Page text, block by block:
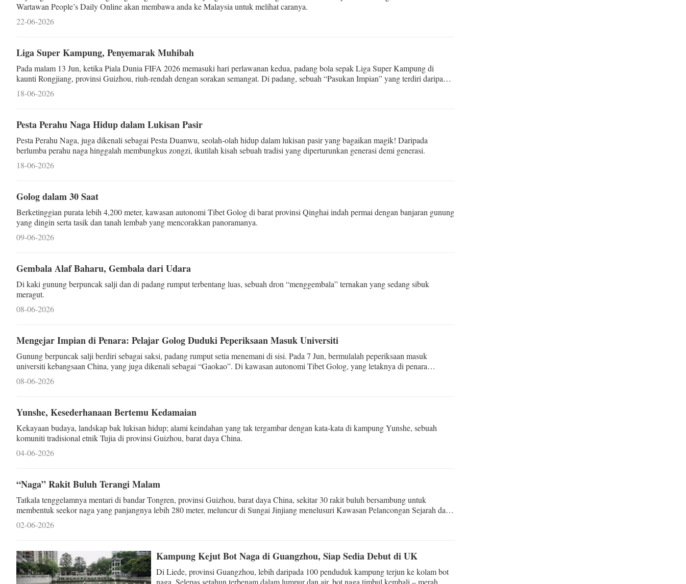
Wartawan People’s Daily Online akan membawa anda ke Malaysia untuk melihat caranya.
22-06-2026
Liga Super Kampung, Penyemarak Muhibah
Pada malam 13 Jun, ketika Piala Dunia FIFA 2026 memasuki hari perlawanan kedua, padang bola sepak Liga Super Kampung di
kaunti Rongjiang, provinsi Guizhou, riuh-rendah dengan sorakan semangat. Di padang, sebuah “Pasukan Impian” yang terdiri daripada
diplomat dan pegawai dari sembilan negara Afrika b
18-06-2026
Pesta Perahu Naga Hidup dalam Lukisan Pasir
Pesta Perahu Naga, juga dikenali sebagai Pesta Duanwu, seolah-olah hidup dalam lukisan pasir yang bagaikan magik! Daripada
berlumba perahu naga hinggalah membungkus zongzi, ikutilah kisah sebuah tradisi yang diperturunkan generasi demi generasi.
18-06-2026
Golog dalam 30 Saat
Berketinggian purata lebih 4,200 meter, kawasan autonomi Tibet Golog di barat provinsi Qinghai indah permai dengan banjaran gunung
yang dingin serta tasik dan tanah lembab yang mencorakkan panoramanya.
09-06-2026
Gembala Alaf Baharu, Gembala dari Udara
Di kaki gunung berpuncak salji dan di padang rumput terbentang luas, sebuah dron “menggembala” ternakan yang sedang sibuk
meragut.
08-06-2026
Mengejar Impian di Penara: Pelajar Golog Duduki Peperiksaan Masuk Universiti
Gunung berpuncak salji berdiri sebagai saksi, padang rumput setia menemani di sisi. Pada 7 Jun, bermulalah peperiksaan masuk
universiti kebangsaan China, yang juga dikenali sebagai “Gaokao”. Di kawasan autonomi Tibet Golog, yang letaknya di penara
provinsi Qinghai pada ketinggian purata lebih 4,000
08-06-2026
Yunshe, Kesederhanaan Bertemu Kedamaian
Kekayaan budaya, landskap bak lukisan hidup; alami keindahan yang tak tergambar dengan kata-kata di kampung Yunshe, sebuah
komuniti tradisional etnik Tujia di provinsi Guizhou, barat daya China.
04-06-2026
“Naga” Rakit Buluh Terangi Malam
Tatkala tenggelamnya mentari di bandar Tongren, provinsi Guizhou, barat daya China, sekitar 30 rakit buluh bersambung untuk
membentuk seekor naga yang panjangnya lebih 280 meter, meluncur di Sungai Jinjiang menelusuri Kawasan Pelancongan Sejarah dan
Budaya Zhongnanmen.
02-06-2026
Kampung Kejut Bot Naga di Guangzhou, Siap Sedia Debut di UK
Di Liede, provinsi Guangzhou, lebih daripada 100 penduduk kampung terjun ke kolam bot
naga. Selepas setahun terbenam dalam lumpur dan air, bot naga timbul kembali – merah,